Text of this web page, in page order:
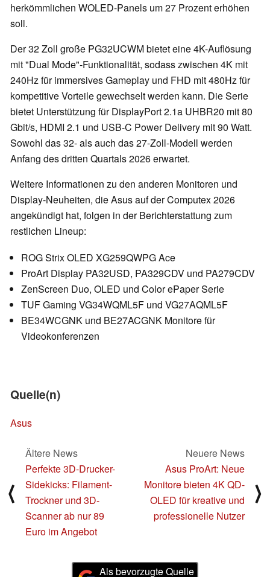
herkömmlichen WOLED-Panels um 27 Prozent erhöhen
soll.
Der 32 Zoll große PG32UCWM bietet eine 4K-Auflösung
mit "Dual Mode"-Funktionalität, sodass zwischen 4K mit
240Hz für immersives Gameplay und FHD mit 480Hz für
kompetitive Vorteile gewechselt werden kann. Die Serie
bietet Unterstützung für DisplayPort 2.1a UHBR20 mit 80
Gbit/s, HDMI 2.1 und USB-C Power Delivery mit 90 Watt.
Sowohl das 32- als auch das 27-Zoll-Modell werden
Anfang des dritten Quartals 2026 erwartet.
Weitere Informationen zu den anderen Monitoren und
Display-Neuheiten, die Asus auf der Computex 2026
angekündigt hat, folgen in der Berichterstattung zum
restlichen Lineup:
ROG Strix OLED XG259QWPG Ace
ProArt Display PA32USD, PA329CDV und PA279CDV
ZenScreen Duo, OLED und Color ePaper Serie
TUF Gaming VG34WQML5F und VG27AQML5F
BE34WCGNK und BE27ACGNK Monitore für
Videokonferenzen
Quelle(n)
Asus
⟨
Ältere News
Perfekte 3D-Drucker-
Sidekicks: Filament-
Trockner und 3D-
Scanner ab nur 89
Euro im Angebot
Neuere News
Asus ProArt: Neue
Monitore bieten 4K QD-
OLED für kreative und
professionelle Nutzer
⟩
Als bevorzugte Quelle